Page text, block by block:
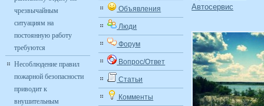
чрезвычайным
ситуациям на
постоянную работу
требуются
Несоблюдение правил
пожарной безопасности
приводит к
внушительным
Объявления
Люди
Форум
Вопрос/Ответ
Статьи
Комменты
Автосервис